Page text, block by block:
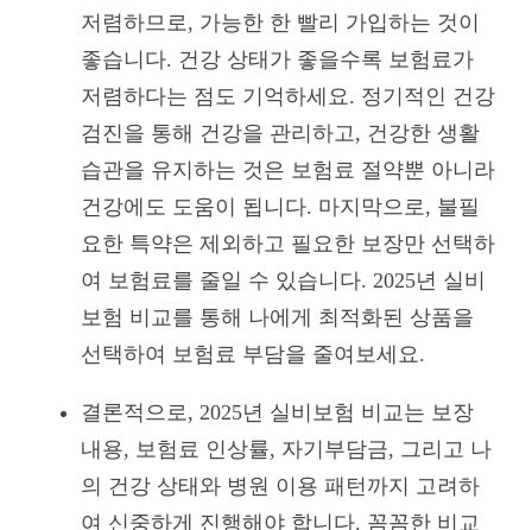
저렴하므로, 가능한 한 빨리 가입하는 것이
좋습니다. 건강 상태가 좋을수록 보험료가
저렴하다는 점도 기억하세요. 정기적인 건강
검진을 통해 건강을 관리하고, 건강한 생활
습관을 유지하는 것은 보험료 절약뿐 아니라
건강에도 도움이 됩니다. 마지막으로, 불필
요한 특약은 제외하고 필요한 보장만 선택하
여 보험료를 줄일 수 있습니다. 2025년 실비
보험 비교를 통해 나에게 최적화된 상품을
선택하여 보험료 부담을 줄여보세요.
결론적으로, 2025년 실비보험 비교는 보장
내용, 보험료 인상률, 자기부담금, 그리고 나
의 건강 상태와 병원 이용 패턴까지 고려하
여 신중하게 진행해야 합니다. 꼼꼼한 비교